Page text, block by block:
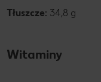
Tłuszcze: 34,8 g
Witaminy